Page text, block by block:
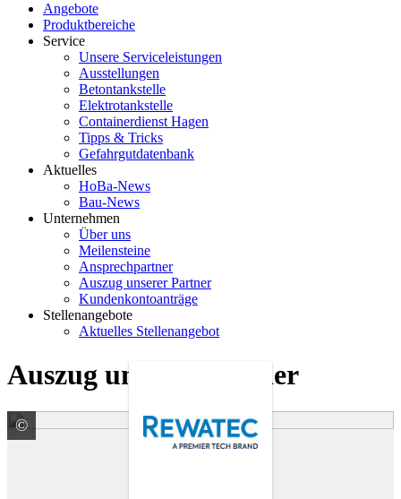
Angebote
Produktbereiche
Service
Unsere Serviceleistungen
Ausstellungen
Betontankstelle
Elektrotankstelle
Containerdienst Hagen
Tipps & Tricks
Gefahrgutdatenbank
Aktuelles
HoBa-News
Bau-News
Unternehmen
Über uns
Meilensteine
Ansprechpartner
Auszug unserer Partner
Kundenkontoanträge
Stellenangebote
Aktuelles Stellenangebot
Auszug unserer Partner
© Premier Tech Water and Environment GmbH